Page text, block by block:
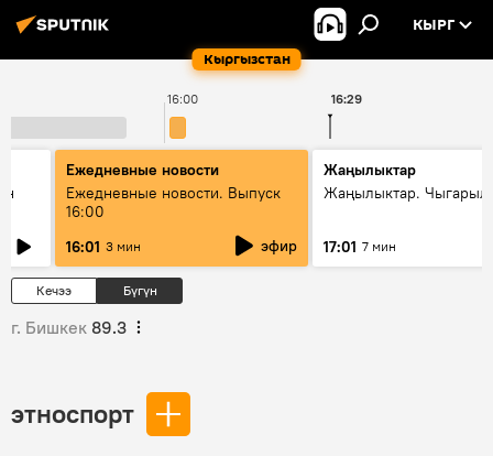
Кыргызстан
КЫРГ
16:00 16:29
Ежедневные новости
Ежедневные новости. Выпуск
16:00
16:01 3 мин эфир
Жаңылыктар
Жаңылыктар.
17:01 7 мин
Кечээ Бүгүн
г. Бишкек 89.3
этноспорт